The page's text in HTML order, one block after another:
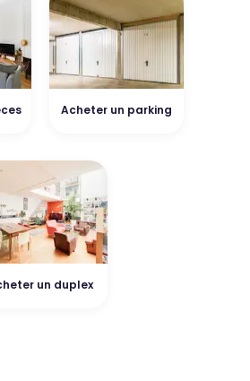
Acheter un parking
un duplex